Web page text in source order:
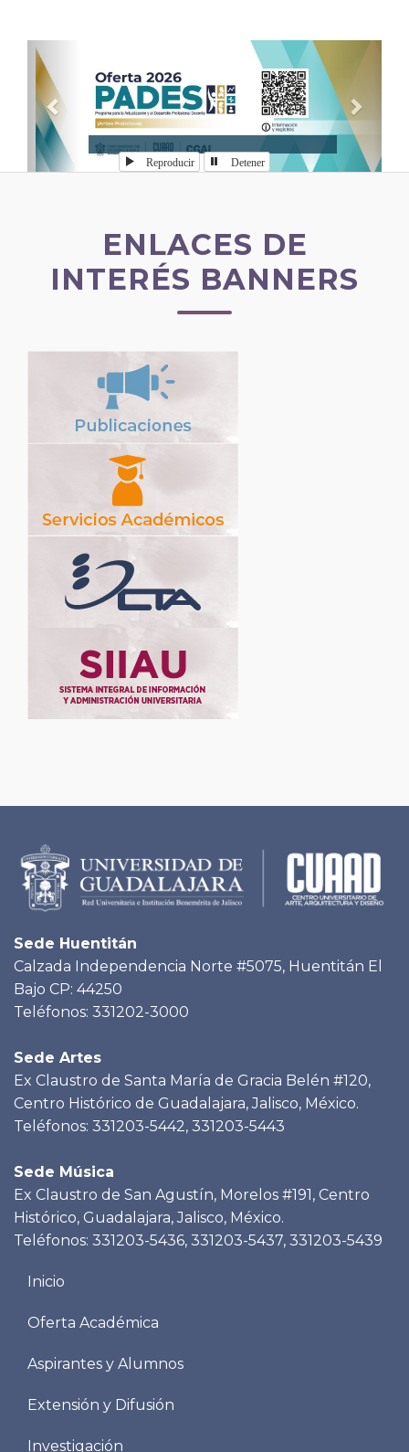
Reproducir Detener
ENLACES DE
INTERÉS BANNERS
Sede Huentitán
Calzada Independencia Norte #5075, Huentitán El
Bajo CP: 44250
Teléfonos: 331202-3000
Sede Artes
Ex Claustro de Santa María de Gracia Belén #120,
Centro Histórico de Guadalajara, Jalisco, México.
Teléfonos: 331203-5442, 331203-5443
Sede Música
Ex Claustro de San Agustín, Morelos #191, Centro
Histórico, Guadalajara, Jalisco, México.
Teléfonos: 331203-5436, 331203-5437, 331203-5439
Menu
Inicio
Oferta Académica
Aspirantes y Alumnos
Extensión y Difusión
Investigación